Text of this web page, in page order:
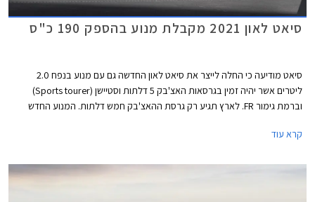
סיאט לאון 2021 מקבלת מנוע בהספק 190 כ"ס
סיאט מודיעה כי החלה לייצר את סיאט לאון החדשה גם עם מנוע בנפח 2.0
ליטרים אשר יהיה זמין בגרסאות האצ'בק 5 דלתות וסטיישן (Sports tourer)
וברמת גימור FR. לארץ תגיע רק גרסת ההאצ'בק חמש דלתות. המנוע החדש
קרא עוד